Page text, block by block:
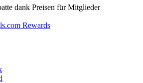
dank Preisen für Mitglieder
Rewards